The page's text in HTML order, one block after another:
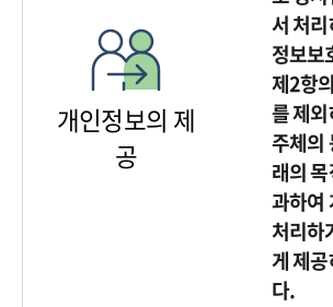
개인정보의 제
공
서 처
정보보
제2항
를 제
주체의
래의
과하여
처리하
게 제
다.